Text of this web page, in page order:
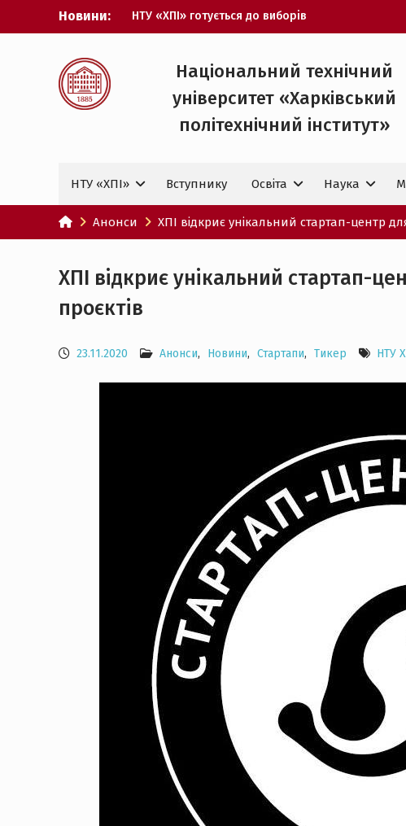
Новини:
НТУ «ХПІ» готується до виборів
ректора
Всеукраїнський фестиваль «Червона
ХПІ уклав угоду про партнерство з
ДержНДІ технологій кібербезпеки
Випускник ХПІ став
У Верховній Раді за участю ХПІ
обговорили перспективи українсько-
іспанського технологічного
партнерства
Національний технічний
університет «Харківський
політехнічний iнститут»
НТУ «ХПІ» Вступнику Освіта Наука
Анонси ХПІ відкриє унікальний стартап-центр
ХПІ відкриє унікальний стартап-
проєктів
23.11.2020 Анонси, Новини, Стартапи, Тикер НТУ